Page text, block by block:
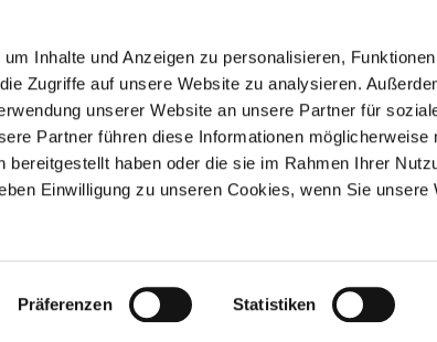
Inhalte und Anzeigen zu personalisieren,
Zugriffe auf unsere Website zu analysieren.
unserer Website an unsere Partner für
Partner führen diese Informationen möglicherweise
bereitgestellt haben oder die sie im Rahmen Ihrer
Einwilligung zu unseren Cookies, wenn Sie unsere
Präferenzen Statistiken
Einkaufserlebnis